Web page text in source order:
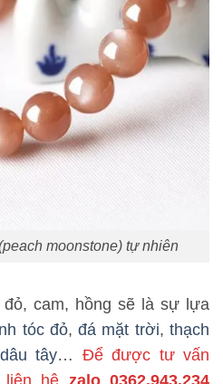
moonstone) tự nhiên
cam, hồng sẽ là sự lựa
tóc đỏ,đá mặt trời,thạch
tây… Để được tư vấn